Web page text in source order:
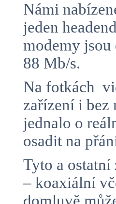
Námi
jeden
modemy
88 Mb/s.
Na fotkách
zařízení i bez
jednalo o
osadit na
Tyto a
– koaxiální